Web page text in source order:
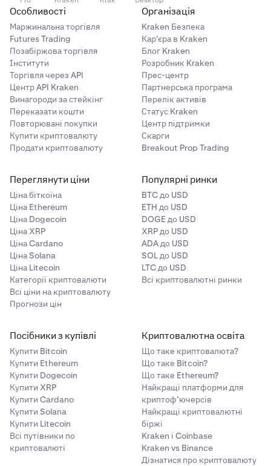
Особливості
Маржинальна торгівля
Futures Trading
Позабіржова торгівля
Інститути
Торгівля через API
Центр API Kraken
Винагороди за стейкінг
Переказати кошти
Повторювані покупки
Купити криптовалюту
Продати криптовалюту
Організація
Kraken Безпека
Кар'єра в Kraken
Блог Kraken
Розробник Kraken
Прес-центр
Партнерська програма
Перелік активів
Статус Kraken
Центр підтримки
Скарги
Breakout Prop Trading
Переглянути ціни
Ціна біткоїна
Ціна Ethereum
Ціна Dogecoin
Ціна XRP
Ціна Cardano
Ціна Solana
Ціна Litecoin
Категорії криптовалюти
Всі ціни на криптовалюту
Прогнози цін
Популярні ринки
BTC до USD
ETH до USD
DOGE до USD
XRP до USD
ADA до USD
SOL до USD
LTC до USD
Всі криптовалютні ринки
Посібники з купівлі
Купити Bitcoin
Купити Ethereum
Купити Dogecoin
Купити XRP
Купити Cardano
Купити Solana
Купити Litecoin
Всі путівники по
криптовалюті
Криптовалютна освіта
Що таке криптовалюта?
Що таке Bitcoin?
Що таке Ethereum?
Найкращі платформи для
криптоф’ючерсів
Найкращі криптовалютні
біржі
Kraken і Coinbase
Kraken vs Binance
Дізнатися про криптовалюту